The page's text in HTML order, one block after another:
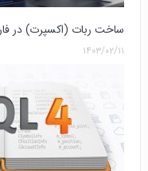
ساخت ربات (اکسپرت) در
۱۴۰۳/۰۲/۱۱